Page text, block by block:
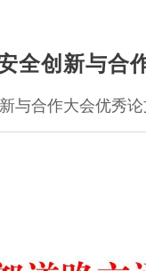
全创新与合
与合作大会优秀